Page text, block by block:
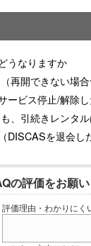
うなりますか
再開できない場合
ービス停止/解除
、引続きレンタ
を退会し
の評価をお願い
評価理由・わかりにく